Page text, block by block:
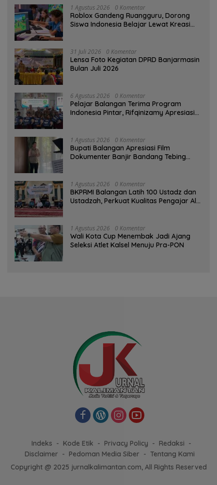
1 Agustus 2026 0 Komentar
Roblox Gandeng Ruangguru, Dorong
Siswa Indonesia Belajar Lewat Kreasi
31 Juli 2026 0 Komentar
Lensa Foto Kegiatan DPRD Banjarmasin
Bulan Juli 2026
6 Agustus 2026 0 Komentar
Pelajar Balangan Terima Program
Indonesia Pintar, Rifqinizamy Apresiasi
1 Agustus 2026 0 Komentar
Bupati Balangan Apresiasi Film
Dokumenter Banjir Bandang Tebing
1 Agustus 2026 0 Komentar
BKPRMI Balangan Latih 100 Ustadz dan
Ustadzah, Perkuat Kualitas Pengajar Al-
1 Agustus 2026 0 Komentar
Wali Kota Cup Menembak Jadi Ajang
Seleksi Atlet Kalsel Menuju Pra-PON
Indeks Kode Etik Privacy Policy
Redaksi
Disclaimer
Pedoman Media Siber
Tentang Kami
Copyright @ 2025 jurnalkalimantan.com, All Rights Reserved